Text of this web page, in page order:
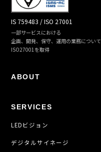
IS 759483 / ISO 27001
一部サービスにおける
企画、開発、保守、運用の業務について
ISO27001を取得
ABOUT
SERVICES
LEDビジョン
デジタルサイネージ